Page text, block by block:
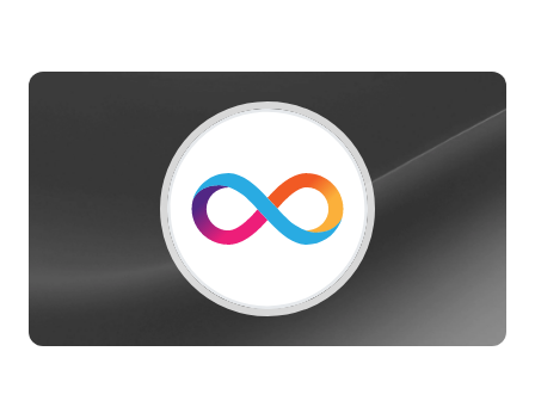
Programa de fidelización
1,23 %
SOL
EURC
Explorá todos los activos